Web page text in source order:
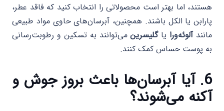
هستند، اما بهتر است محصولاتی را انتخاب کنید که فاقد عطر،
پارابن یا الکل باشند. همچنین، آبرسان‌های حاوی مواد طبیعی
مانندآلوئه‌ورا یاگلیسرینمی‌توانند به تسکین و رطوبت‌رسانی
به پوست حساس کمک کنند.
6. آیا آبرسان‌ها باعث بروز جوش و
آکنه می‌شوند؟